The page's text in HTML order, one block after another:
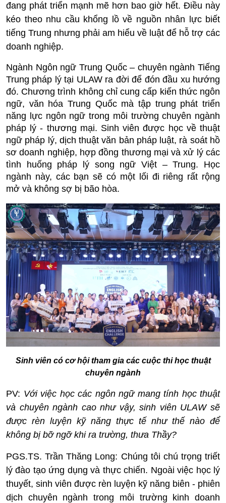
đang phát triển mạnh mẽ hơn bao giờ hết. Điều này
kéo theo nhu cầu khổng lồ về nguồn nhân lực biết
tiếng Trung nhưng phải am hiểu về luật để hỗ trợ các
doanh nghiệp.
Ngành Ngôn ngữ Trung Quốc – chuyên ngành Tiếng
Trung pháp lý tại ULAW ra đời để đón đầu xu hướng
đó. Chương trình không chỉ cung cấp kiến thức ngôn
ngữ, văn hóa Trung Quốc mà tập trung phát triển
năng lực ngôn ngữ trong môi trường chuyên ngành
pháp lý - thương mại. Sinh viên được học về thuật
ngữ pháp lý, dịch thuật văn bản pháp luật, rà soát hồ
sơ doanh nghiệp, hợp đồng thương mại và xử lý các
tình huống pháp lý song ngữ Việt – Trung. Học
ngành này, các bạn sẽ có một lối đi riêng rất rộng
mở và không sợ bị bão hòa.
Sinh viên có cơ hội tham gia các cuộc thi học thuật
chuyên ngành
PV: Với việc học các ngôn ngữ mang tính học thuật
và chuyên ngành cao như vậy, sinh viên ULAW sẽ
được rèn luyện kỹ năng thực tế như thế nào để
không bị bỡ ngỡ khi ra trường, thưa Thầy?
PGS.TS. Trần Thăng Long: Chúng tôi chú trọng triết
lý đào tạo ứng dụng và thực chiến. Ngoài việc học lý
thuyết, sinh viên được rèn luyện kỹ năng biên - phiên
dịch chuyên ngành trong môi trường kinh doanh